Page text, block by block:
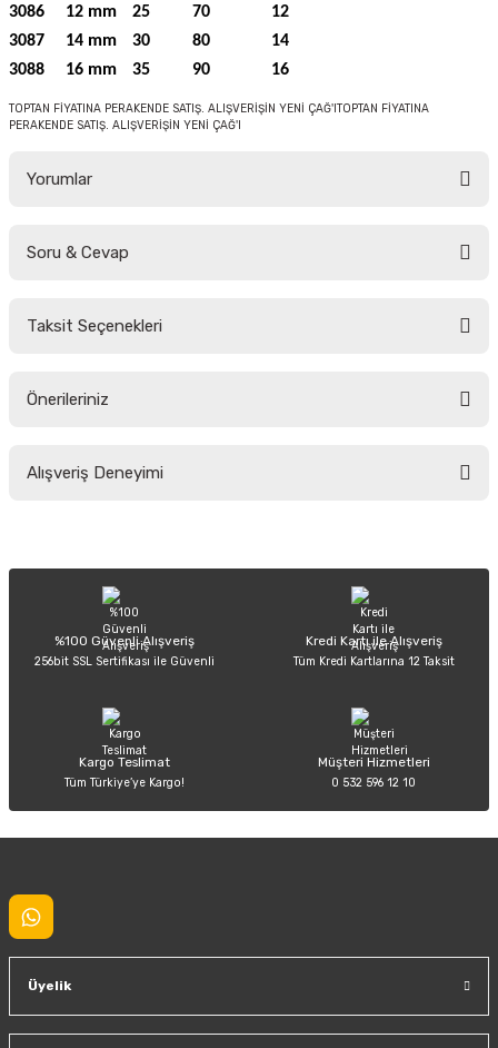
3086
12 mm 25 70
12
3087
14 mm 30 80
14
3088
16 mm 35 90 16
TOPTAN FİYATINA PERAKENDE SATIŞ. ALIŞVERİŞİN YENİ ÇAĞ'ITOPTAN FİYATINA
PERAKENDE SATIŞ. ALIŞVERİŞİN YENİ ÇAĞ'I
Yorumlar
Soru & Cevap
Taksit Seçenekleri
Önerileriniz
yetersiz gördüğünüz noktaları öneri formunu kullanarak tarafımıza
Ürün açıklamasında eksik bilgiler bulunuyor.
Ürün bilgilerinde hatalar bulunuyor.
Ürün fiyatı diğer sitelerden daha pahalı.
Alışveriş Deneyimi
Sitemize ilk yorumu siz yapın!
%100 Güvenli Alışveriş
256bit SSL Sertifikası ile Güvenli
Kredi Kartı ile Alışveriş
Tüm Kredi Kartlarına 12 Taksit
Kargo Teslimat
Tüm Türkiye’ye Kargo!
Müşteri Hizmetleri
0 532 596 12 10
Üyelik